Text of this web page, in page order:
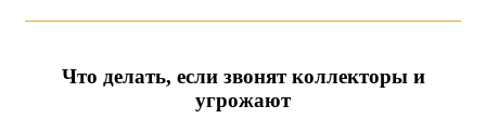
Что делать, если звонят коллекторы и
угрожают